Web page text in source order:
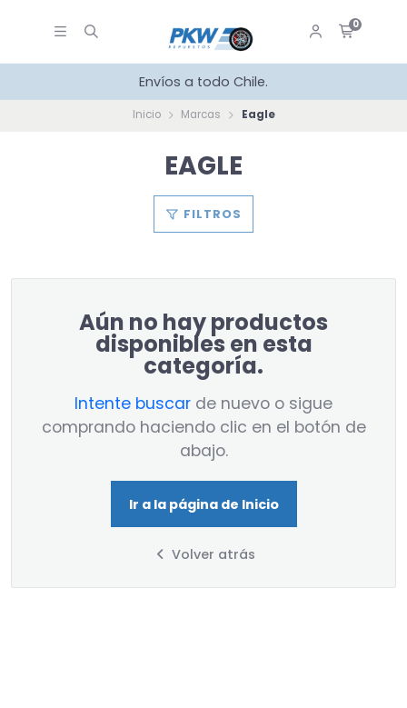
0
Envíos a todo Chile.
Inicio Marcas Eagle
EAGLE
FILTROS
Aún no hay productos
disponibles en esta
categoría.
Intente buscar de nuevo o sigue
comprando haciendo clic en el botón de
abajo.
Ir a la página de Inicio
Volver atrás